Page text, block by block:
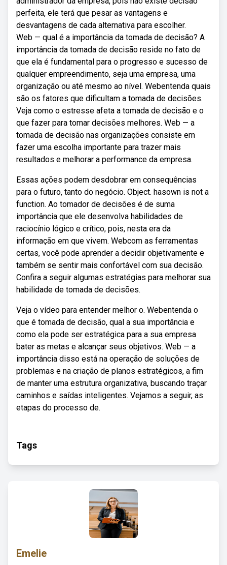
perfeita, ele terá que pesar as vantagens e
desvantagens de cada alternativa para escolher.
Web — qual é a importância da tomada de decisão? A
importância da tomada de decisão reside no fato de
que ela é fundamental para o progresso e sucesso de
qualquer empreendimento, seja uma empresa, uma
organização ou até mesmo ao nível. Webentenda quais
são os fatores que dificultam a tomada de decisões.
Veja como o estresse afeta a tomada de decisão e o
que fazer para tomar decisões melhores. Web — a
tomada de decisão nas organizações consiste em
fazer uma escolha importante para trazer mais
resultados e melhorar a performance da empresa.
Essas ações podem desdobrar em consequências
para o futuro, tanto do negócio. Object. hasown is not a
function. Ao tomador de decisões é de suma
importância que ele desenvolva habilidades de
raciocínio lógico e crítico, pois, nesta era da
informação em que vivem. Webcom as ferramentas
certas, você pode aprender a decidir objetivamente e
também se sentir mais confortável com sua decisão.
Confira a seguir algumas estratégias para melhorar sua
habilidade de tomada de decisões.
Veja o vídeo para entender melhor o. Webentenda o
que é tomada de decisão, qual a sua importância e
como ela pode ser estratégica para a sua empresa
bater as metas e alcançar seus objetivos. Web — a
importância disso está na operação de soluções de
problemas e na criação de planos estratégicos, a fim
de manter uma estrutura organizativa, buscando traçar
caminhos e saídas inteligentes. Vejamos a seguir, as
etapas do processo de.
Tags
Emelie